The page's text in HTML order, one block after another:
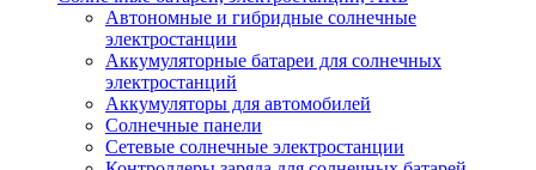
Автономные и гибридные солнечные
электростанции
Аккумуляторные батареи для солнечных
электростанций
Аккумуляторы для автомобилей
Солнечные панели
Сетевые солнечные электростанции